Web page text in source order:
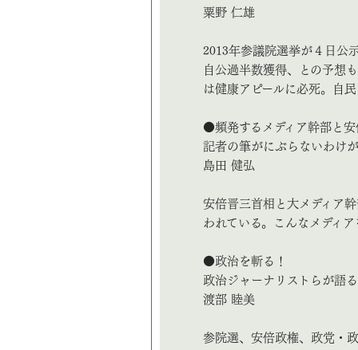
粟野 仁雄
2013年参議院選挙が４日公
自公過半数獲得、との予想
は健康アピールに必死。自
●頻発するメディア幹部と
記者の筆がにぶらないわけ
島田 健弘
安倍晋三首相と大メディア
われている。こんなメディ
●政治を斬る！
政治ジャーナリストらが語
渡部 睦美
参院選、安倍政権、政党・